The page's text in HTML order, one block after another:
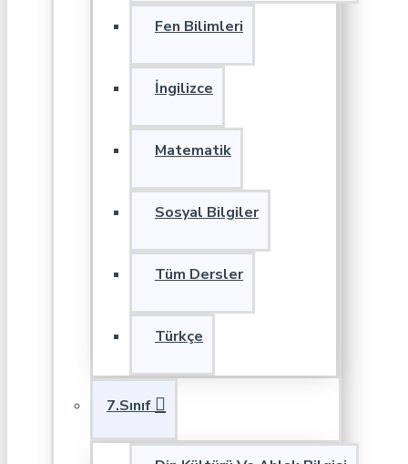
Fen Bilimleri
İngilizce
Matematik
Sosyal Bilgiler
Tüm Dersler
Türkçe
7.Sınıf